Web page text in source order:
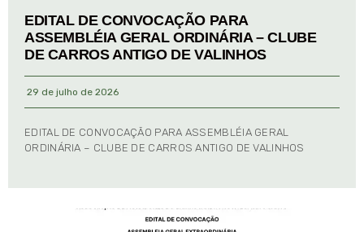
EDITAL DE CONVOCAÇÃO PARA
ASSEMBLÉIA GERAL ORDINÁRIA – CLUBE
DE CARROS ANTIGO DE VALINHOS
29 de julho de 2026
EDITAL DE CONVOCAÇÃO PARA ASSEMBLÉIA GERAL
ORDINÁRIA – CLUBE DE CARROS ANTIGO DE VALINHOS